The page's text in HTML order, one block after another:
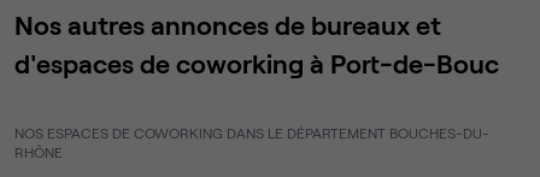
Nos autres annonces de bureaux et
d'espaces de coworking à Port-de-Bouc
NOS ESPACES DE COWORKING DANS LE DÉPARTEMENT BOUCHES-DU-
RHÔNE